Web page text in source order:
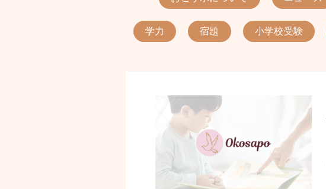
学力 宿題 小学校受験